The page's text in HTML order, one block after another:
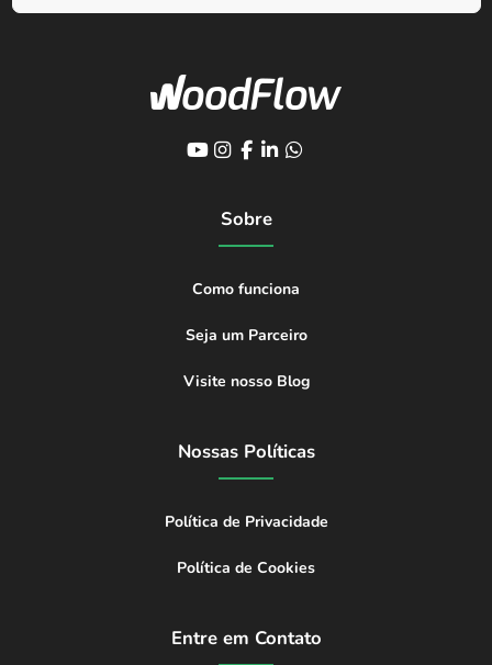
Sobre
Como funciona
Seja um Parceiro
Visite nosso Blog
Nossas Políticas
Política de Privacidade
Política de Cookies
Entre em Contato